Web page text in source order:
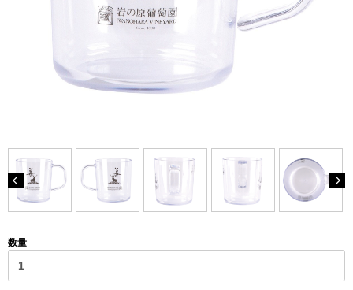
数量